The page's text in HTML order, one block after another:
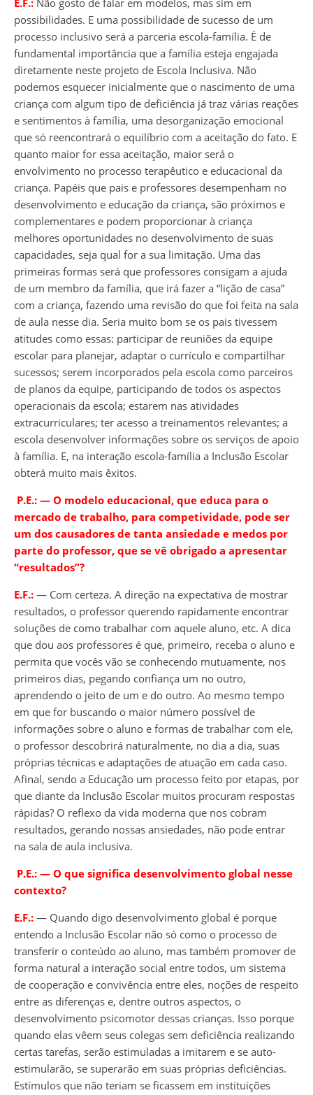
possibilidades. E uma possibilidade de sucesso de um
processo inclusivo será a parceria escola-família. É de
fundamental importância que a família esteja engajada
diretamente neste projeto de Escola Inclusiva. Não
podemos esquecer inicialmente que o nascimento de uma
criança com algum tipo de deficiência já traz várias reações
e sentimentos à família, uma desorganização emocional
que só reencontrará o equilíbrio com a aceitação do fato. E
quanto maior for essa aceitação, maior será o
envolvimento no processo terapêutico e educacional da
criança. Papéis que pais e professores desempenham no
desenvolvimento e educação da criança, são próximos e
complementares e podem proporcionar à criança
melhores oportunidades no desenvolvimento de suas
capacidades, seja qual for a sua limitação. Uma das
primeiras formas será que professores consigam a ajuda
de um membro da família, que irá fazer a “lição de casa”
com a criança, fazendo uma revisão do que foi feita na sala
de aula nesse dia. Seria muito bom se os pais tivessem
atitudes como essas: participar de reuniões da equipe
escolar para planejar, adaptar o currículo e compartilhar
sucessos; serem incorporados pela escola como parceiros
de planos da equipe, participando de todos os aspectos
operacionais da escola; estarem nas atividades
extracurriculares; ter acesso a treinamentos relevantes; a
escola desenvolver informações sobre os serviços de apoio
à família. E, na interação escola-família a Inclusão Escolar
obterá muito mais êxitos.
P.E.: ― O modelo educacional, que educa para o
mercado de trabalho, para competividade, pode ser
um dos causadores de tanta ansiedade e medos por
parte do professor, que se vê obrigado a apresentar
“resultados”?
E.F.: ― Com certeza. A direção na expectativa de mostrar
resultados, o professor querendo rapidamente encontrar
soluções de como trabalhar com aquele aluno, etc. A dica
que dou aos professores é que, primeiro, receba o aluno e
permita que vocês vão se conhecendo mutuamente, nos
primeiros dias, pegando confiança um no outro,
aprendendo o jeito de um e do outro. Ao mesmo tempo
em que for buscando o maior número possível de
informações sobre o aluno e formas de trabalhar com ele,
o professor descobrirá naturalmente, no dia a dia, suas
próprias técnicas e adaptações de atuação em cada caso.
Afinal, sendo a Educação um processo feito por etapas, por
que diante da Inclusão Escolar muitos procuram respostas
rápidas? O reflexo da vida moderna que nos cobram
resultados, gerando nossas ansiedades, não pode entrar
na sala de aula inclusiva.
P.E.: ― O que significa desenvolvimento global nesse
contexto?
E.F.: ― Quando digo desenvolvimento global é porque
entendo a Inclusão Escolar não só como o processo de
transferir o conteúdo ao aluno, mas também promover de
forma natural a interação social entre todos, um sistema
de cooperação e convivência entre eles, noções de respeito
entre as diferenças e, dentre outros aspectos, o
desenvolvimento psicomotor dessas crianças. Isso porque
quando elas vêem seus colegas sem deficiência realizando
certas tarefas, serão estimuladas a imitarem e se auto-
estimularão, se superarão em suas próprias deficiências.
Estímulos que não teriam se ficassem em instituições